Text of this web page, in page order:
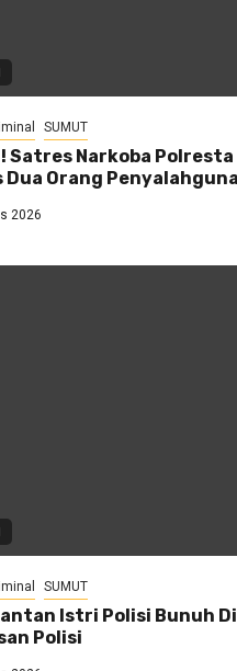
SUMUT
Satres Narkoba
Dua Orang
2026
SUMUT
Istri Polisi Bunuh
Polisi